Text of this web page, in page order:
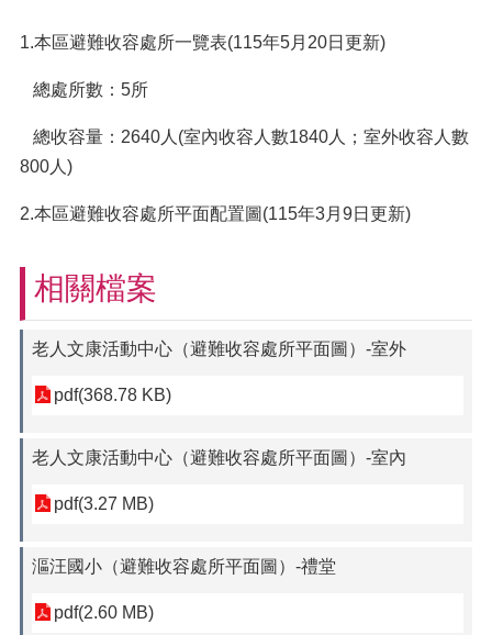
1.本區避難收容處所一覽表(115年5月20日更新)
總處所數：5所
總收容量：2640人(室內收容人數1840人；室外收容人數
800人)
2.本區避難收容處所平面配置圖(115年3月9日更新)
相關檔案
老人文康活動中心（避難收容處所平面圖）-室外
pdf(368.78 KB)
老人文康活動中心（避難收容處所平面圖）-室內
pdf(3.27 MB)
漚汪國小（避難收容處所平面圖）-禮堂
pdf(2.60 MB)